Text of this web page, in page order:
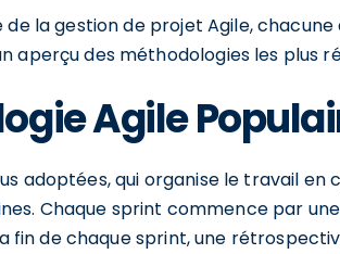
la gestion de projet Agile, chacune
aperçu des méthodologies les plus
Agile
adoptées, qui organise le travail en
Chaque sprint commence par
fin de chaque sprint, une